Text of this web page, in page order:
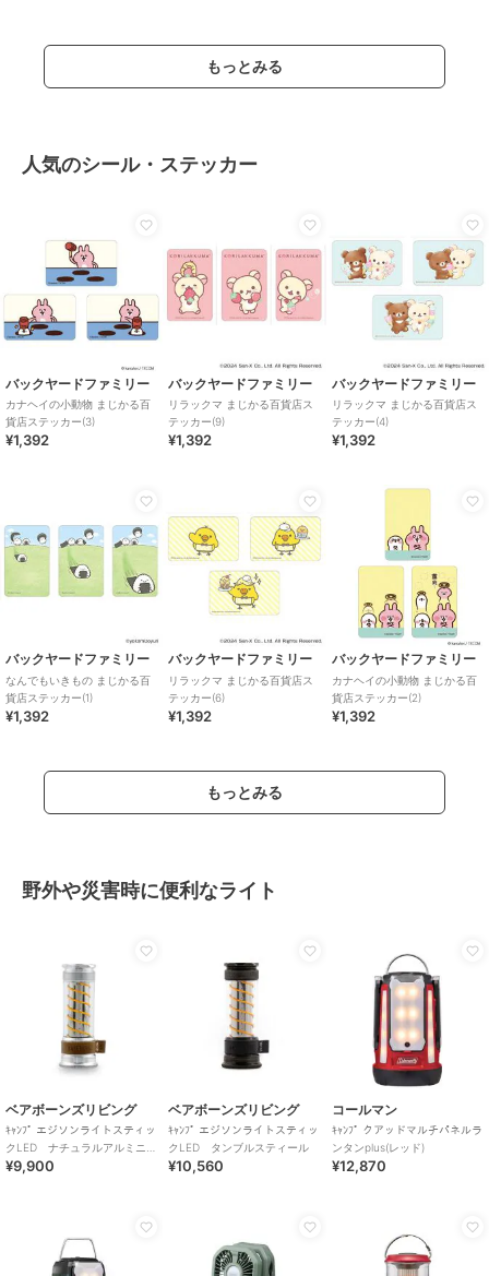
もっとみる
人気のシール・ステッカー
バックヤードファミリー
カナヘイの小動物 まじかる百
貨店ステッカー(3)
¥1,392
バックヤードファミリー
リラックマ まじかる百貨店ス
テッカー(9)
¥1,392
バックヤードファミリー
リラックマ まじかる百貨店ス
テッカー(4)
¥1,392
バックヤードファミリー
なんでもいきもの まじかる百
貨店ステッカー(1)
¥1,392
バックヤードファミリー
リラックマ まじかる百貨店ス
テッカー(6)
¥1,392
バックヤードファミリー
カナヘイの小動物 まじかる百
貨店ステッカー(2)
¥1,392
もっとみる
野外や災害時に便利なライト
ベアボーンズリビング
ｷｬﾝﾌﾟ エジソンライトスティッ
クLED ナチュラルアルミニウ
ム
¥9,900
ベアボーンズリビング
ｷｬﾝﾌﾟ エジソンライトスティッ
クLED タンブルスティール
¥10,560
コールマン
ｷｬﾝﾌﾟ クアッドマルチパネルラ
ンタンplus(レッド)
¥12,870